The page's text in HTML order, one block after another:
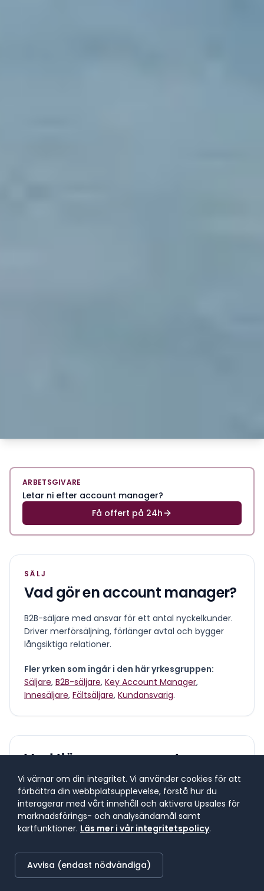
ARBETSGIVARE
Letar ni efter account manager?
Få offert på 24h
SÄLJ
Vad gör enaccount manager?
B2B-säljare med ansvar för ett antal nyckelkunder.
Driver merförsäljning, förlänger avtal och bygger
långsiktiga relationer.
Fler yrken som ingår i den här yrkesgruppen:
Säljare, B2B-säljare, Key Account Manager,
Innesäljare, Fältsäljare, Kundansvarig.
Vad tjänar enaccount
manager?
Lönespann för yrkesgruppen
Lönespannet visar 25:e till 75:e percentilen, där 50 %
tjänar mer. Median markerar mittpunkten.
Vi värnar om din integritet. Vi använder cookies för att
förbättra din webbplatsupplevelse, förstå hur du
interagerar med vårt innehåll och aktivera Upsales för
marknadsförings- och analysändamål samt
kartfunktioner. Läs mer i vår integritetspolicy.
Avvisa (endast nödvändiga)